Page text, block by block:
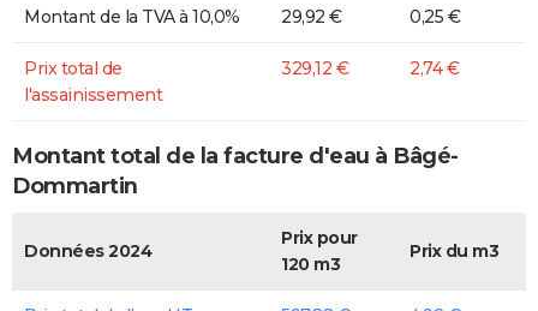
Montant de la TVA à 10,0% 29,92 € 0,25 €
Prix total de
l'assainissement
329,12 € 2,74 €
Montant total de la facture d'eau à Bâgé-
Dommartin
Données 2024
Prix pour
120 m3
Prix du m3